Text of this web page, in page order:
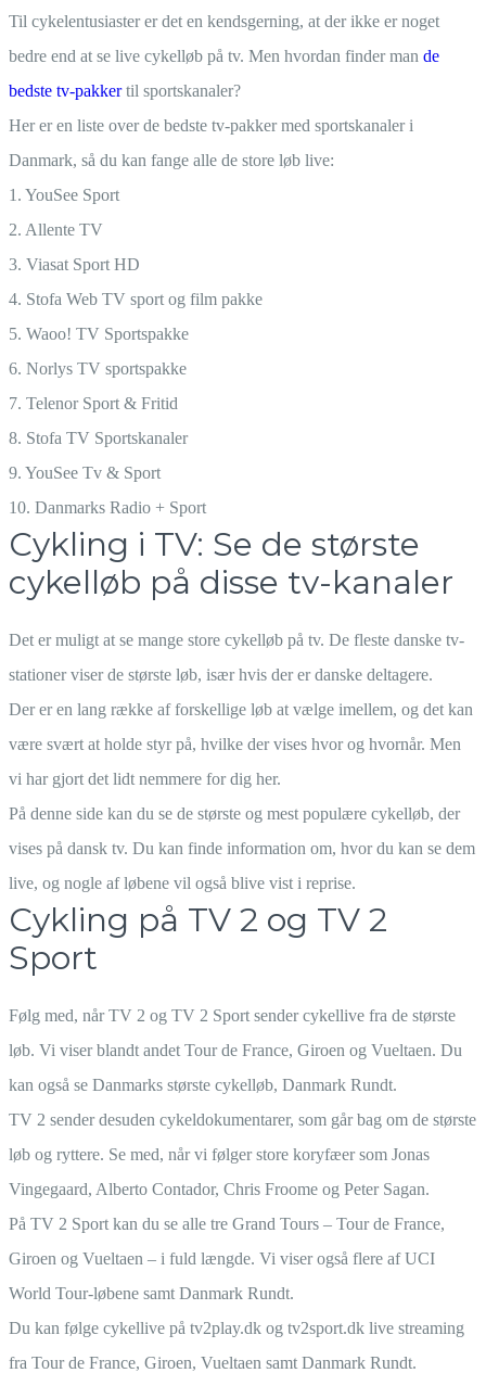
Til cykelentusiaster er det en kendsgerning, at der ikke er noget
bedre end at se live cykelløb på tv. Men hvordan finder man de
bedste tv-pakkertil sportskanaler?
Her er en liste over de bedste tv-pakker med sportskanaler i
Danmark, så du kan fange alle de store løb live:
1. YouSee Sport
2. Allente TV
3. Viasat Sport HD
4. Stofa Web TV sport og film pakke
5. Waoo! TV Sportspakke
6. Norlys TV sportspakke
7. Telenor Sport & Fritid
8. Stofa TV Sportskanaler
9. YouSee Tv & Sport
10. Danmarks Radio + Sport
Cykling i TV: Se de største
cykelløb på disse tv-kanaler
Det er muligt at se mange store cykelløb på tv. De fleste danske tv-
stationer viser de største løb, især hvis der er danske deltagere.
Der er en lang række af forskellige løb at vælge imellem, og det kan
være svært at holde styr på, hvilke der vises hvor og hvornår. Men
vi har gjort det lidt nemmere for dig her.
På denne side kan du se de største og mest populære cykelløb, der
vises på dansk tv. Du kan finde information om, hvor du kan se dem
live, og nogle af løbene vil også blive vist i reprise.
Cykling på TV 2 og TV 2
Sport
Følg med, når TV 2 og TV 2 Sport sender cykellive fra de største
løb. Vi viser blandt andet Tour de France, Giroen og Vueltaen. Du
kan også se Danmarks største cykelløb, Danmark Rundt.
TV 2 sender desuden cykeldokumentarer, som går bag om de største
løb og ryttere. Se med, når vi følger store koryfæer som Jonas
Vingegaard, Alberto Contador, Chris Froome og Peter Sagan.
På TV 2 Sport kan du se alle tre Grand Tours – Tour de France,
Giroen og Vueltaen – i fuld længde. Vi viser også flere af UCI
World Tour-løbene samt Danmark Rundt.
Du kan følge cykellive på tv2play.dk og tv2sport.dk live streaming
fra Tour de France, Giroen, Vueltaen samt Danmark Rundt.